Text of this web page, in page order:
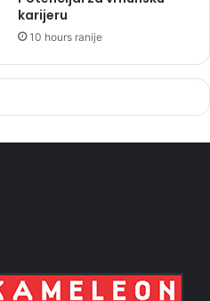
karijeru
10 hours ranije